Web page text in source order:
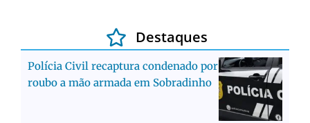
Destaques
Polícia Civil recaptura condenado por
roubo a mão armada em Sobradinho